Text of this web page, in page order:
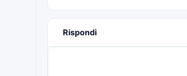
Rispondi